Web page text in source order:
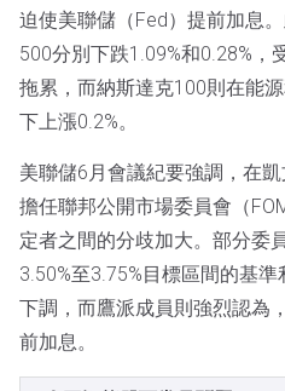
迫使美聯儲（Fed）提前加息
500分別下跌1.09%和0.28%，
拖累，而納斯達克100則在能
下上漲0.2%。
美聯儲6月會議紀要強調，在
擔任聯邦公開市場委員會（
定者之間的分歧加大。部分委
3.50%至3.75%目標區間的基
下調，而鷹派成員則強烈認為
前加息。